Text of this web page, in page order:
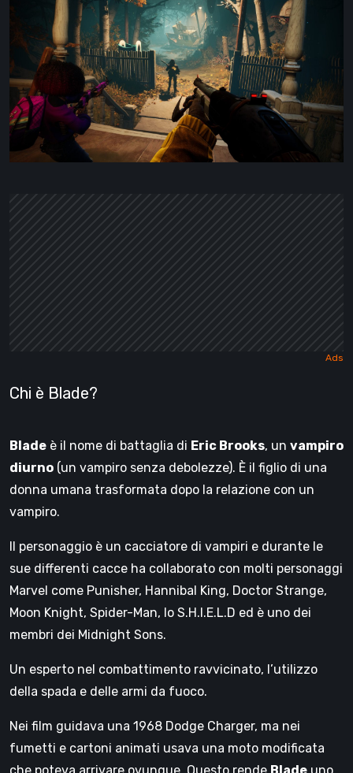
Chi è Blade?
Blade è il nome di battaglia di Eric Brooks, un vampiro
diurno (un vampiro senza debolezze). È il figlio di una
donna umana trasformata dopo la relazione con un
vampiro.
Il personaggio è un cacciatore di vampiri e durante le
sue differenti cacce ha collaborato con molti personaggi
Marvel come Punisher, Hannibal King, Doctor Strange,
Moon Knight, Spider-Man, lo S.H.I.E.L.D ed è uno dei
membri dei Midnight Sons.
Un esperto nel combattimento ravvicinato, l’utilizzo
della spada e delle armi da fuoco.
Nei film guidava una 1968 Dodge Charger, ma nei
fumetti e cartoni animati usava una moto modificata